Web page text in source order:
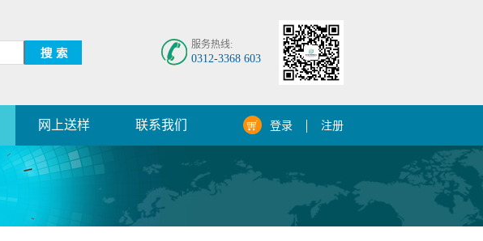
服务热线:
0312-3368 603
登录 注册
网上送样 联系我们